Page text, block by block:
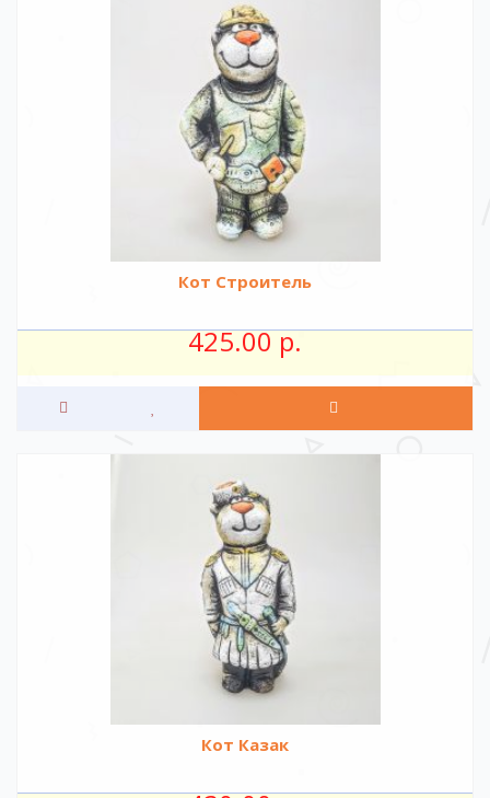
Кот Строитель
425.00 р.
Кот Казак